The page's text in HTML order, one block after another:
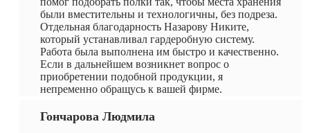
были вместительны и технологичны, без подреза.
Отдельная благодарность Назарову Никите,
который устанавливал гардеробную систему.
Работа была выполнена им быстро и качественно.
Если в дальнейшем возникнет вопрос о
приобретении подобной продукции, я
непременно обращусь к вашей фирме.
Гончарова Людмила